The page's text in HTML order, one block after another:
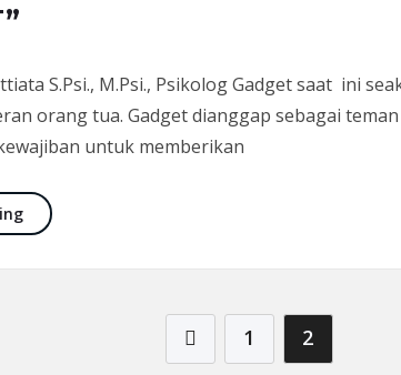
S.Psi., M.Psi., Psikolog Gadget saat ini
orang tua. Gadget dianggap sebagai
untuk memberikan
“PERAN ORANG TUA JANGAN DIGANTI GADGET”
1 2